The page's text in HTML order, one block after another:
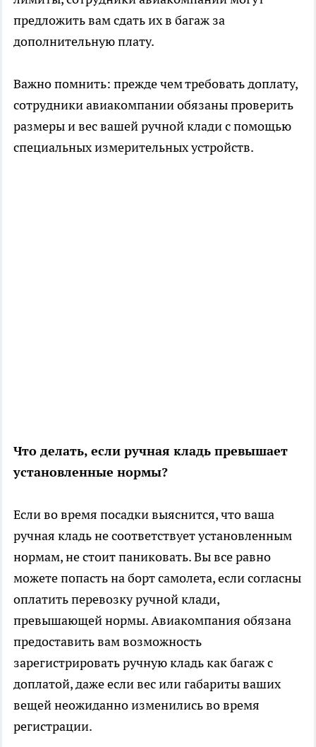
предложить вам сдать их в багаж за
дополнительную плату.
Важно помнить: прежде чем требовать доплату,
сотрудники авиакомпании обязаны проверить
размеры и вес вашей ручной клади с помощью
специальных измерительных устройств.
Что делать, если ручная кладь превышает
установленные нормы?
Если во время посадки выяснится, что ваша
ручная кладь не соответствует установленным
нормам, не стоит паниковать. Вы все равно
можете попасть на борт самолета, если согласны
оплатить перевозку ручной клади,
превышающей нормы. Авиакомпания обязана
предоставить вам возможность
зарегистрировать ручную кладь как багаж с
доплатой, даже если вес или габариты ваших
вещей неожиданно изменились во время
регистрации.